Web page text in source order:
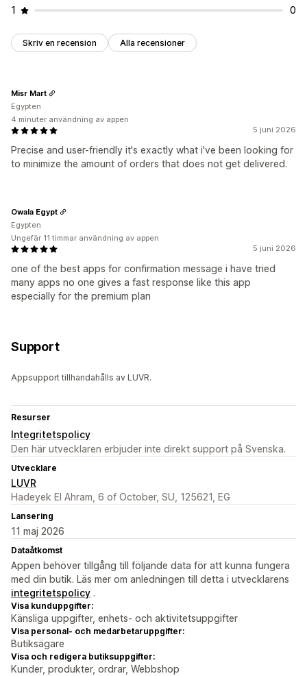
1 0
Skriv en recension Alla recensioner
5 juni 2026
Precise and user-friendly it's exactly what i've been looking for
to minimize the amount of orders that does not get delivered.
Misr Mart
Egypten
4 minuter användning av appen
5 juni 2026
one of the best apps for confirmation message i have tried
many apps no one gives a fast response like this app
especially for the premium plan
Owala Egypt
Egypten
Ungefär 11 timmar användning av appen
Support
Appsupport tillhandahålls av LUVR.
Resurser
Integritetspolicy
Den här utvecklaren erbjuder inte direkt support på Svenska.
Utvecklare
LUVR
Hadeyek El Ahram, 6 of October, SU, 125621, EG
Lansering
11 maj 2026
Dataåtkomst
Appen behöver tillgång till följande data för att kunna fungera
med din butik. Läs mer om anledningen till detta i utvecklarens
integritetspolicy .
Visa kunduppgifter:
Känsliga uppgifter, enhets- och aktivitetsuppgifter
Visa personal- och medarbetaruppgifter:
Butiksägare
Visa och redigera butiksuppgifter:
Kunder, produkter, ordrar, Webbshop